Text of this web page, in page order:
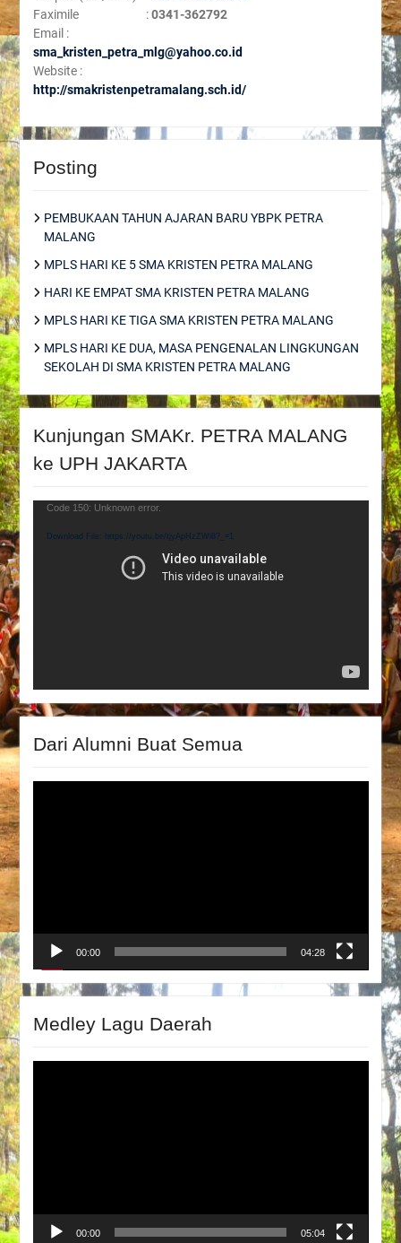
Faximile :0341-362792
Email :
sma_kristen_petra_mlg@yahoo.co.id
Website :
http://smakristenpetramalang.sch.id/
Posting
PEMBUKAAN TAHUN AJARAN BARU YBPK PETRA
MALANG
MPLS HARI KE 5 SMA KRISTEN PETRA MALANG
HARI KE EMPAT SMA KRISTEN PETRA MALANG
MPLS HARI KE TIGA SMA KRISTEN PETRA MALANG
MPLS HARI KE DUA, MASA PENGENALAN LINGKUNGAN
SEKOLAH DI SMA KRISTEN PETRA MALANG
Kunjungan SMAKr. PETRA MALANG
ke UPH JAKARTA
Video
Code 150: Unknown error.
Download File: https://youtu.be/tjyApHzZWi8?_=1
Dari Alumni Buat Semua
00:00 04:28
Medley Lagu Daerah
00:00 05:04